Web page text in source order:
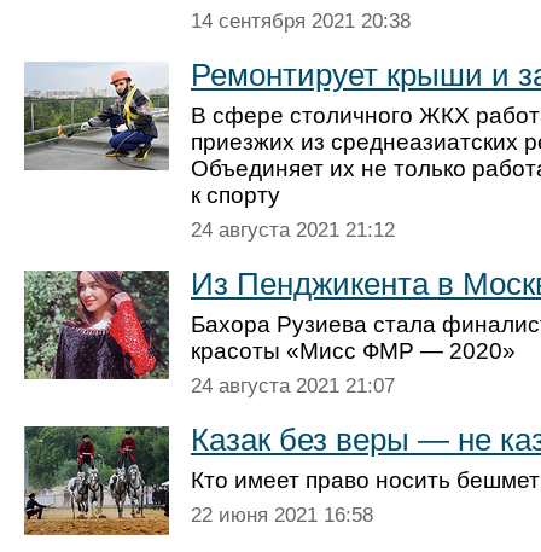
14 сентября 2021 20:38
Ремонтирует крыши и
В сфере столичного ЖКХ
приезжих из среднеазиатских
Объединяет их не только
к спорту
24 августа 2021 21:12
Из Пенджикента в
Бахора Рузиева стала
красоты «Мисс ФМР — 2020»
24 августа 2021 21:07
Казак без веры — не
Кто имеет право носить
22 июня 2021 16:58